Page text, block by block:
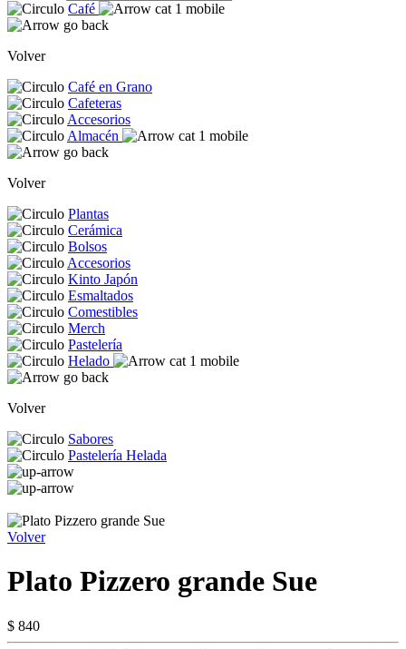
Café
Volver
Café en Grano
Cafeteras
Accesorios
Almacén
Volver
Plantas
Cerámica
Bolsos
Accesorios
Kinto Japón
Esmaltados
Comestibles
Merch
Pastelería
Helado
Volver
Sabores
Pastelería Helada
Volver
Plato Pizzero grande Sue
$ 840